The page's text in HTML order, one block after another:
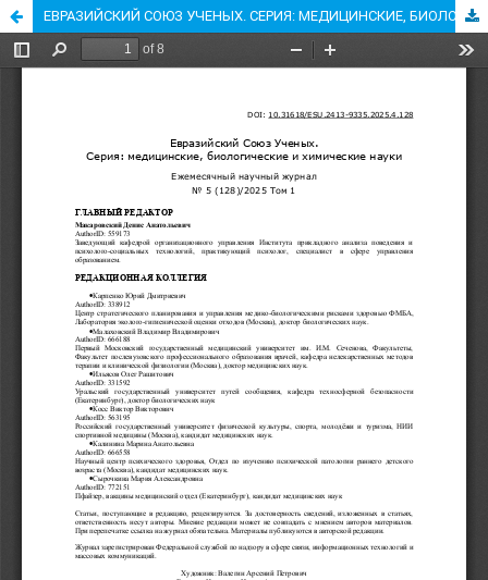
ЕВРАЗИЙСКИЙ СОЮЗ УЧЕНЫХ. СЕРИЯ: МЕДИЦИНСКИЕ, БИОЛОГИЧЕСКИЕ И ХИМИЧЕСКИЕ НАУКИ. ТОМ 1 №5 (128) (2025)